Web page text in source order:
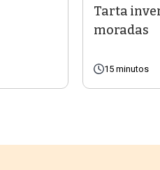
Tarta
moradas
15 minutos